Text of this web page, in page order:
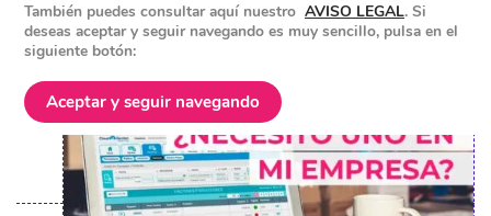
POSTED ON17 MARZO 2022 BYEQUIPO DE CLOUD GESTION
También puedes consultar aquí nuestro AVISO LEGAL. Si
deseas aceptar y seguir navegando es muy sencillo, pulsa en el
siguiente botón:
Aceptar y seguir navegando